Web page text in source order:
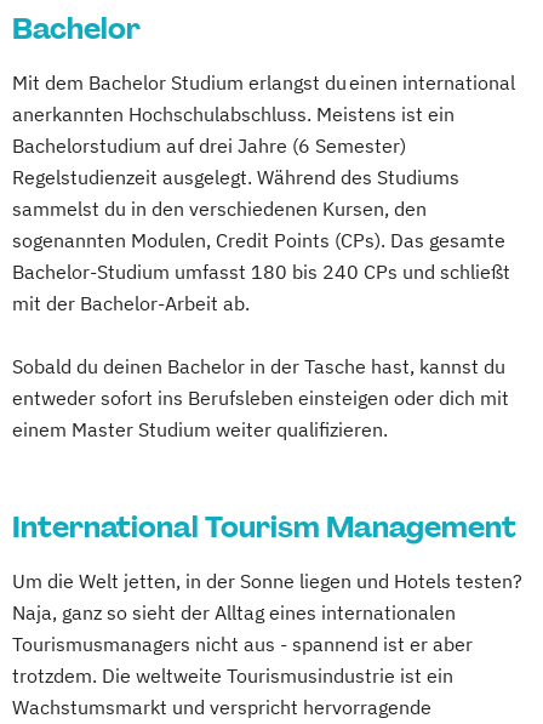
Bachelor
Mit dem Bachelor Studium erlangst du einen international
anerkannten Hochschulabschluss. Meistens ist ein
Bachelorstudium auf drei Jahre (6 Semester)
Regelstudienzeit ausgelegt. Während des Studiums
sammelst du in den verschiedenen Kursen, den
sogenannten Modulen, Credit Points (CPs). Das gesamte
Bachelor-Studium umfasst 180 bis 240 CPs und schließt
mit der Bachelor-Arbeit ab.
Sobald du deinen Bachelor in der Tasche hast, kannst du
entweder sofort ins Berufsleben einsteigen oder dich mit
einem Master Studium weiter qualifizieren.
International Tourism Management
Um die Welt jetten, in der Sonne liegen und Hotels testen?
Naja, ganz so sieht der Alltag eines internationalen
Tourismusmanagers nicht aus - spannend ist er aber
trotzdem. Die weltweite Tourismusindustrie ist ein
Wachstumsmarkt und verspricht hervorragende